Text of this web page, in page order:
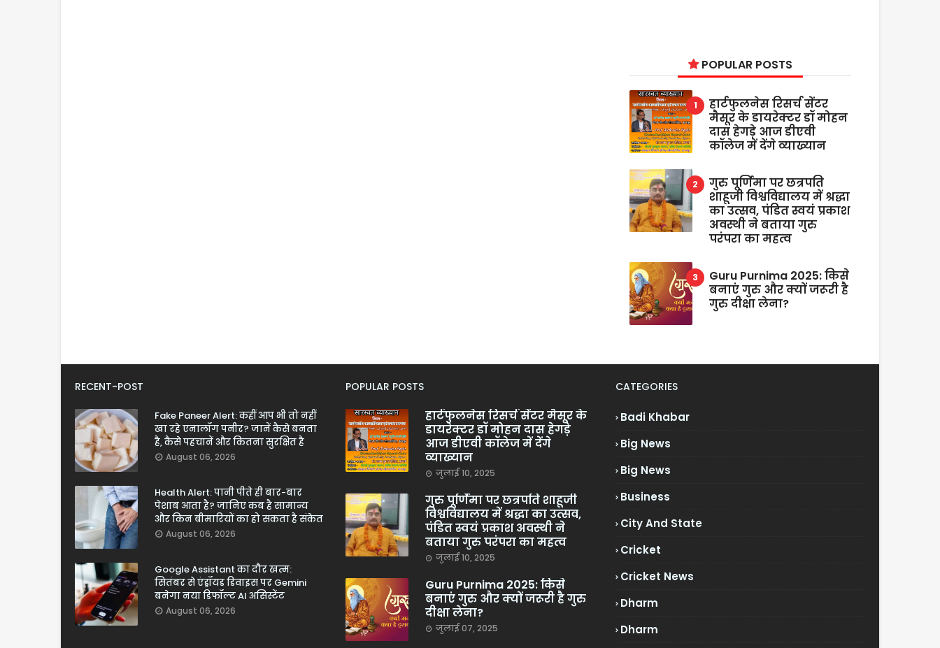
POPULAR POSTS
हार्टफुलनेस रिसर्च सेंटर
मैसूर के डायरेक्टर डॉ मोहन
दास हेगड़े आज डीएवी
कॉलेज में देंगे व्याख्यान
गुरु पूर्णिमा पर छत्रपति
शाहूजी विश्वविद्यालय में श्रद्धा
का उत्सव, पंडित स्वयं प्रकाश
अवस्थी ने बताया गुरु
परंपरा का महत्व
Guru Purnima 2025: किसे
बनाएं गुरु और क्यों जरूरी है
गुरु दीक्षा लेना?
RECENT-POST
Fake Paneer Alert: कहीं आप भी तो नहीं
खा रहे एनालॉग पनीर? जानें कैसे बनता
है, कैसे पहचानें और कितना सुरक्षित है
August 06, 2026
Health Alert: पानी पीते ही बार-बार
पेशाब आता है? जानिए कब है सामान्य
और किन बीमारियों का हो सकता है संकेत
August 06, 2026
Google Assistant का दौर खत्म:
सितंबर से एंड्रॉयड डिवाइस पर Gemini
बनेगा नया डिफॉल्ट AI असिस्टेंट
August 06, 2026
POPULAR POSTS
हार्टफुलनेस रिसर्च सेंटर मैसूर के
डायरेक्टर डॉ मोहन दास हेगड़े
आज डीएवी कॉलेज में देंगे
व्याख्यान
जुलाई 10, 2025
गुरु पूर्णिमा पर छत्रपति शाहूजी
विश्वविद्यालय में श्रद्धा का उत्सव,
पंडित स्वयं प्रकाश अवस्थी ने
बताया गुरु परंपरा का महत्व
जुलाई 10, 2025
Guru Purnima 2025: किसे
बनाएं गुरु और क्यों जरूरी है गुरु
दीक्षा लेना?
जुलाई 07, 2025
CATEGORIES
Badi Khabar
Big News
Big News
Business
City And State
Cricket
Cricket News
Dharm
Dharm